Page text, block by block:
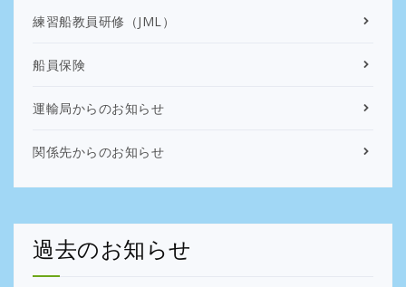
練習船教員研修（JML）
船員保険
運輸局からのお知らせ
関係先からのお知らせ
過去のお知らせ